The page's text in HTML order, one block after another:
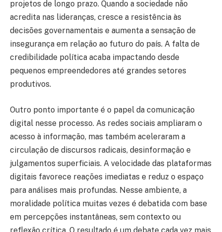
projetos de longo prazo. Quando a sociedade não
acredita nas lideranças, cresce a resistência às
decisões governamentais e aumenta a sensação de
insegurança em relação ao futuro do país. A falta de
credibilidade política acaba impactando desde
pequenos empreendedores até grandes setores
produtivos.
Outro ponto importante é o papel da comunicação
digital nesse processo. As redes sociais ampliaram o
acesso à informação, mas também aceleraram a
circulação de discursos radicais, desinformação e
julgamentos superficiais. A velocidade das plataformas
digitais favorece reações imediatas e reduz o espaço
para análises mais profundas. Nesse ambiente, a
moralidade política muitas vezes é debatida com base
em percepções instantâneas, sem contexto ou